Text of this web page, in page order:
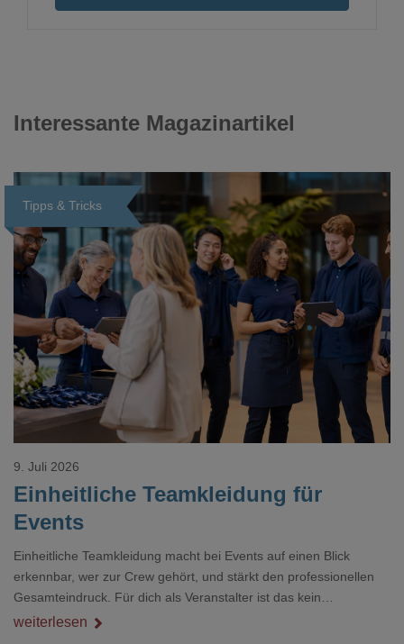
Interessante Magazinartikel
Tipps & Tricks
Loading...
Einheitliche Teamkleidung für
Events
9. Juli 2026
Einheitliche Teamkleidung macht bei Events auf einen Blick
erkennbar, wer zur Crew gehört, und stärkt den professionellen
Gesamteindruck. Für dich als Veranstalter ist das kein
Nebenthema: Bei Textilien mit Stickerei oder mehreren
weiterlesen